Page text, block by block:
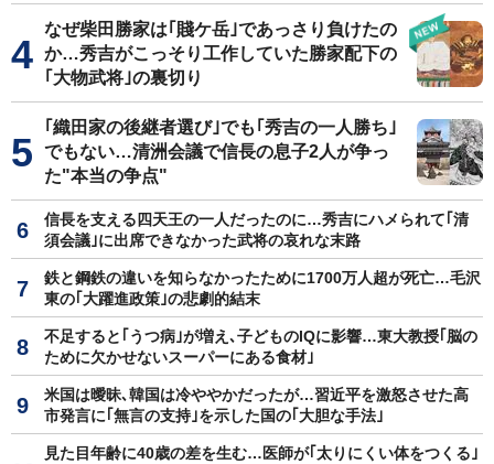
なぜ柴田勝家は｢賤ケ岳｣であっさり負けたの
か…秀吉がこっそり工作していた勝家配下の
｢大物武将｣の裏切り
｢織田家の後継者選び｣でも｢秀吉の一人勝ち｣
でもない…清洲会議で信長の息子2人が争っ
た"本当の争点"
信長を支える四天王の一人だったのに…秀吉にハメられて｢清
須会議｣に出席できなかった武将の哀れな末路
鉄と鋼鉄の違いを知らなかったために1700万人超が死亡…毛沢
東の｢大躍進政策｣の悲劇的結末
不足すると｢うつ病｣が増え､子どものIQに影響…東大教授｢脳の
ために欠かせないスーパーにある食材｣
米国は曖昧､韓国は冷ややかだったが…習近平を激怒させた高
市発言に｢無言の支持｣を示した国の｢大胆な手法｣
見た目年齢に40歳の差を生む…医師が｢太りにくい体をつくる｣